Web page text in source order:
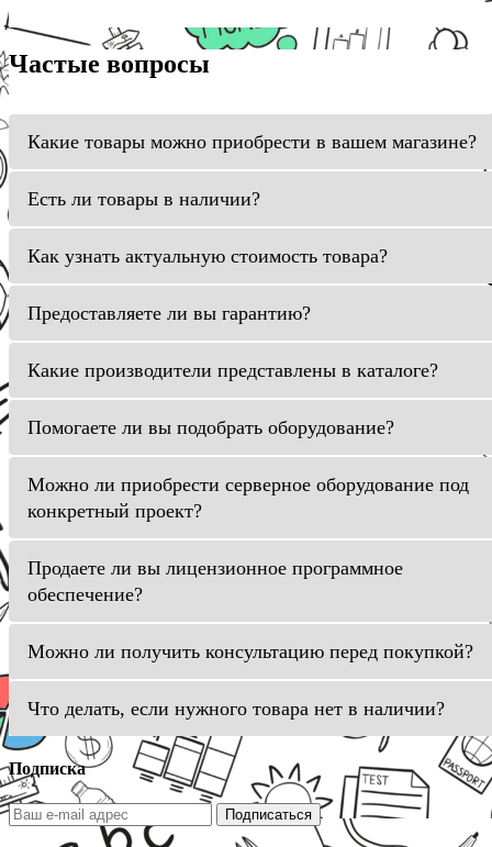
Частые вопросы
Какие товары можно приобрести в вашем магазине?
Есть ли товары в наличии?
Как узнать актуальную стоимость товара?
Предоставляете ли вы гарантию?
Какие производители представлены в каталоге?
Помогаете ли вы подобрать оборудование?
Можно ли приобрести серверное оборудование под
конкретный проект?
Продаете ли вы лицензионное программное
обеспечение?
Можно ли получить консультацию перед покупкой?
Что делать, если нужного товара нет в наличии?
Подписка
Подписаться